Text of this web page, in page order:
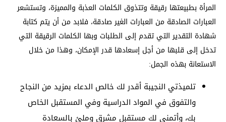
المرأة بطبيعتها رقيقة وتتذوق الكلمات العذبة والمميزة، وتستشعر
العبارات الصادقة من العبارات الغير صادقة، فلابد من أن يتم كتابة
شهادة التقدير التي تقدم إلى الطلبات وبها الكلمات الرقيقة التي
تدخل إلى قلبها من أجل إسعادها قدر الإمكان، وهذا من خلال
الاستعانة بهذه الجمل:
تلميذتي النجيبة أقدر لك خالص الدعاء بمزيد من النجاح
والتفوق في المواد الدراسية وفي المستقبل الخاص
بك، وأتمنى لك مستقبل مشرق وملئ بالسعادة